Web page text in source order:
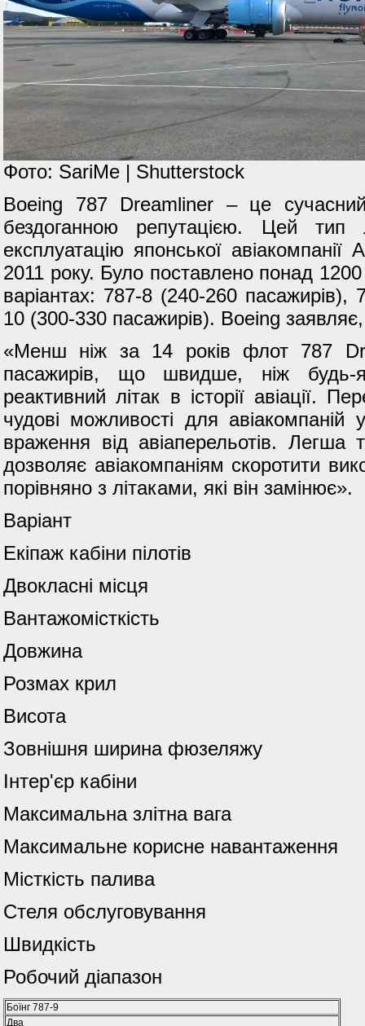
Фото: SariMe | Shutterstock
Boeing 787 Dreamliner – це
бездоганною репутацією. Цей тип
експлуатацію японської
2011 року. Було поставлено понад
варіантах: 787-8 (240-260
10 (300-330 пасажирів). Boeing
«Менш ніж за 14 років флот 787
пасажирів, що швидше, ніж будь-
реактивний літак в історії авіації.
чудові можливості для авіакомпаній
враження від авіаперельотів. Легша
дозволяє авіакомпаніям скоротити
порівняно з літаками, які він замінює».
Варіант
Екіпаж кабіни пілотів
Двокласні місця
Вантажомісткість
Довжина
Розмах крил
Висота
Зовнішня ширина фюзеляжу
Інтер'єр кабіни
Максимальна злітна вага
Максимальне корисне навантаження
Місткість палива
Стеля обслуговування
Швидкість
Робочий діапазон
Боїнг 787-9
Два